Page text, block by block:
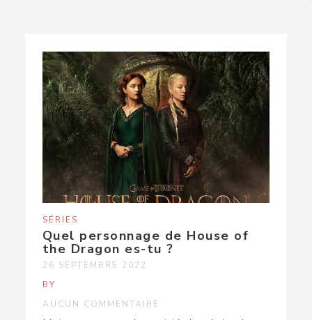
SÉRIES
Quel personnage de House of
the Dragon es-tu ?
26 SEPTEMBRE 2022
BY
AUCUN COMMENTAIRE